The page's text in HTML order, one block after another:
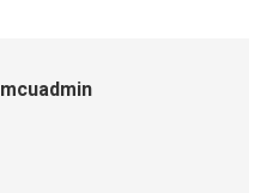
mcuadmin